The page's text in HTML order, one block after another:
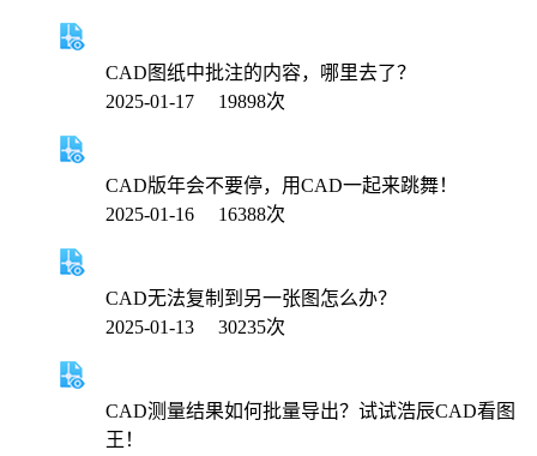
CAD图纸中批注的内容，哪里去了？
2025-01-17 19898次
CAD版年会不要停，用CAD一起来跳舞！
2025-01-16 16388次
CAD无法复制到另一张图怎么办？
2025-01-13 30235次
CAD测量结果如何批量导出？试试浩辰CAD看图
王！